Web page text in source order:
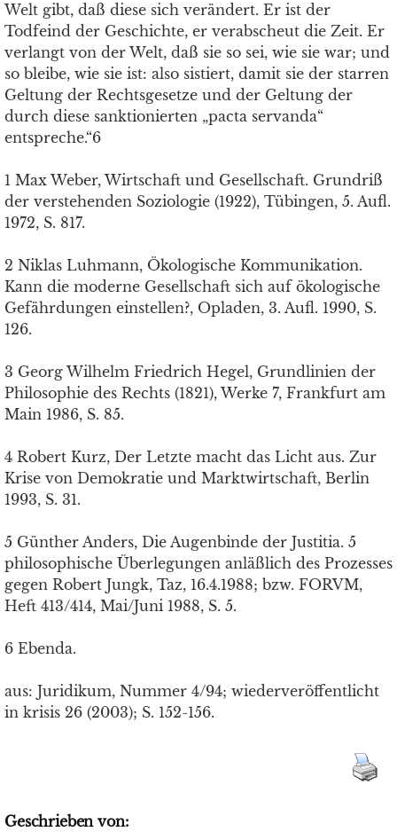
Welt gibt, daß diese sich verändert. Er ist der
Todfeind der Geschichte, er verabscheut die Zeit. Er
verlangt von der Welt, daß sie so sei, wie sie war; und
so bleibe, wie sie ist: also sistiert, damit sie der starren
Geltung der Rechtsgesetze und der Geltung der
durch diese sanktionierten „pacta servanda“
entspreche.“6
1 Max Weber, Wirtschaft und Gesellschaft. Grundriß
der verstehenden Soziologie (1922), Tübingen, 5. Aufl.
1972, S. 817.
2 Niklas Luhmann, Ökologische Kommunikation.
Kann die moderne Gesellschaft sich auf ökologische
Gefährdungen einstellen?, Opladen, 3. Aufl. 1990, S.
126.
3 Georg Wilhelm Friedrich Hegel, Grundlinien der
Philosophie des Rechts (1821), Werke 7, Frankfurt am
Main 1986, S. 85.
4 Robert Kurz, Der Letzte macht das Licht aus. Zur
Krise von Demokratie und Marktwirtschaft, Berlin
1993, S. 31.
5 Günther Anders, Die Augenbinde der Justitia. 5
philosophische Überlegungen anläßlich des Prozesses
gegen Robert Jungk, Taz, 16.4.1988; bzw. FORVM,
Heft 413/414, Mai/Juni 1988, S. 5.
6 Ebenda.
aus: Juridikum, Nummer 4/94; wiederveröffentlicht
in krisis 26 (2003); S. 152-156.
Geschrieben von: